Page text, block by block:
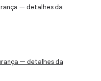
— detalhes da
— detalhes da